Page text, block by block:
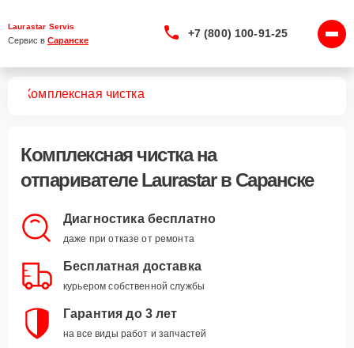
Laurastar Servis
Сервис в Саранске
+7 (800) 100-91-25
Комплексная чистка
Комплексная чисткана
отпаривателе Laurastar в Саранске
Диагностика бесплатно
даже при отказе от ремонта
Бесплатная доставка
курьером собственной службы
Гарантия до 3 лет
на все виды работ и запчастей